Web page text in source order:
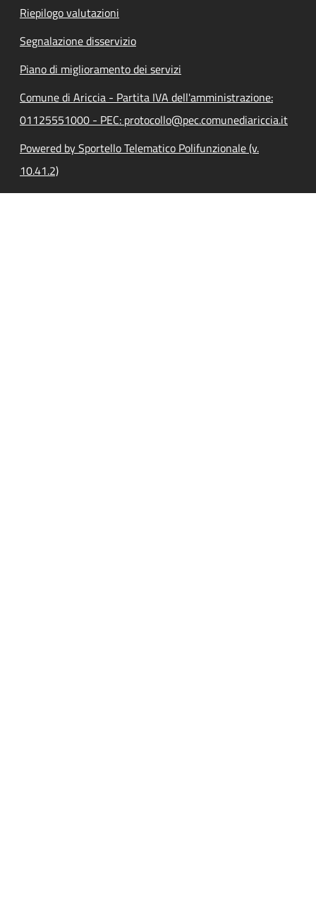
Riepilogo valutazioni
Segnalazione disservizio
Piano di miglioramento dei servizi
Comune di Ariccia - Partita IVA dell'amministrazione:
01125551000 - PEC: protocollo@pec.comunediariccia.it
Powered by Sportello Telematico Polifunzionale (v.
10.41.2)